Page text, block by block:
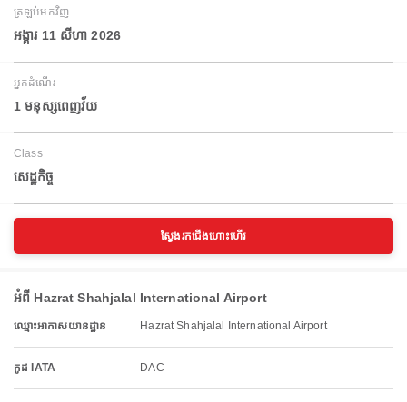
ត្រឡប់មកវិញ
អង្គារ 11 សីហា 2026
អ្នកដំណើរ
1 មនុស្សពេញវ័យ
Class
សេដ្ឋកិច្ច
ស្វែងរកជើងហោះហើរ
អំពី Hazrat Shahjalal International Airport
ឈ្មោះអាកាសយានដ្ឋាន Hazrat Shahjalal International Airport
កូដ IATA DAC